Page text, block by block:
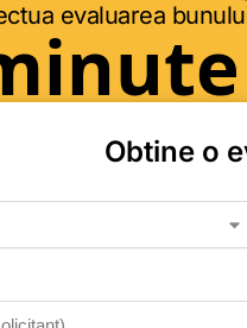
evaluarea
Obtine o